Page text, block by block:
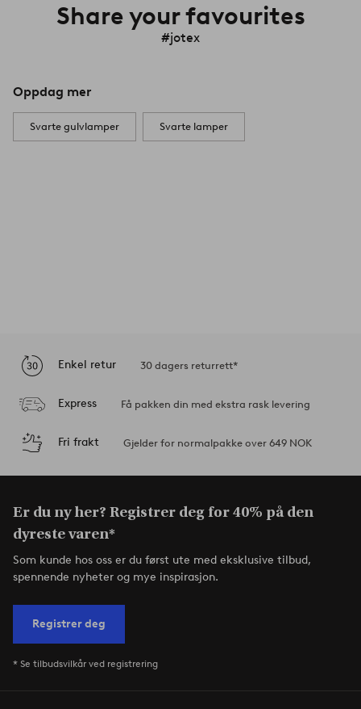
Share your favourites
#jotex
Oppdag mer
Svarte gulvlamper Svarte lamper
Enkel retur 30 dagers returrett*
Express Få pakken din med ekstra rask levering
Fri frakt Gjelder for normalpakke over 649 NOK
Er du ny her? Registrer deg for 40% på den
dyreste varen*
Som kunde hos oss er du først ute med eksklusive tilbud,
spennende nyheter og mye inspirasjon.
Registrer deg
* Se tilbudsvilkår ved registrering